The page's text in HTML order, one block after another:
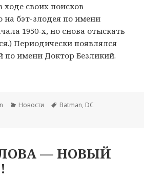
ходе своих поисков
на бэт-злодея по имени
1950-х, но снова отыскать
Периодически появлялся
по имени Доктор Безликий.
Рубрики
Новости Метки
Batman, DC
— НОВЫЙ